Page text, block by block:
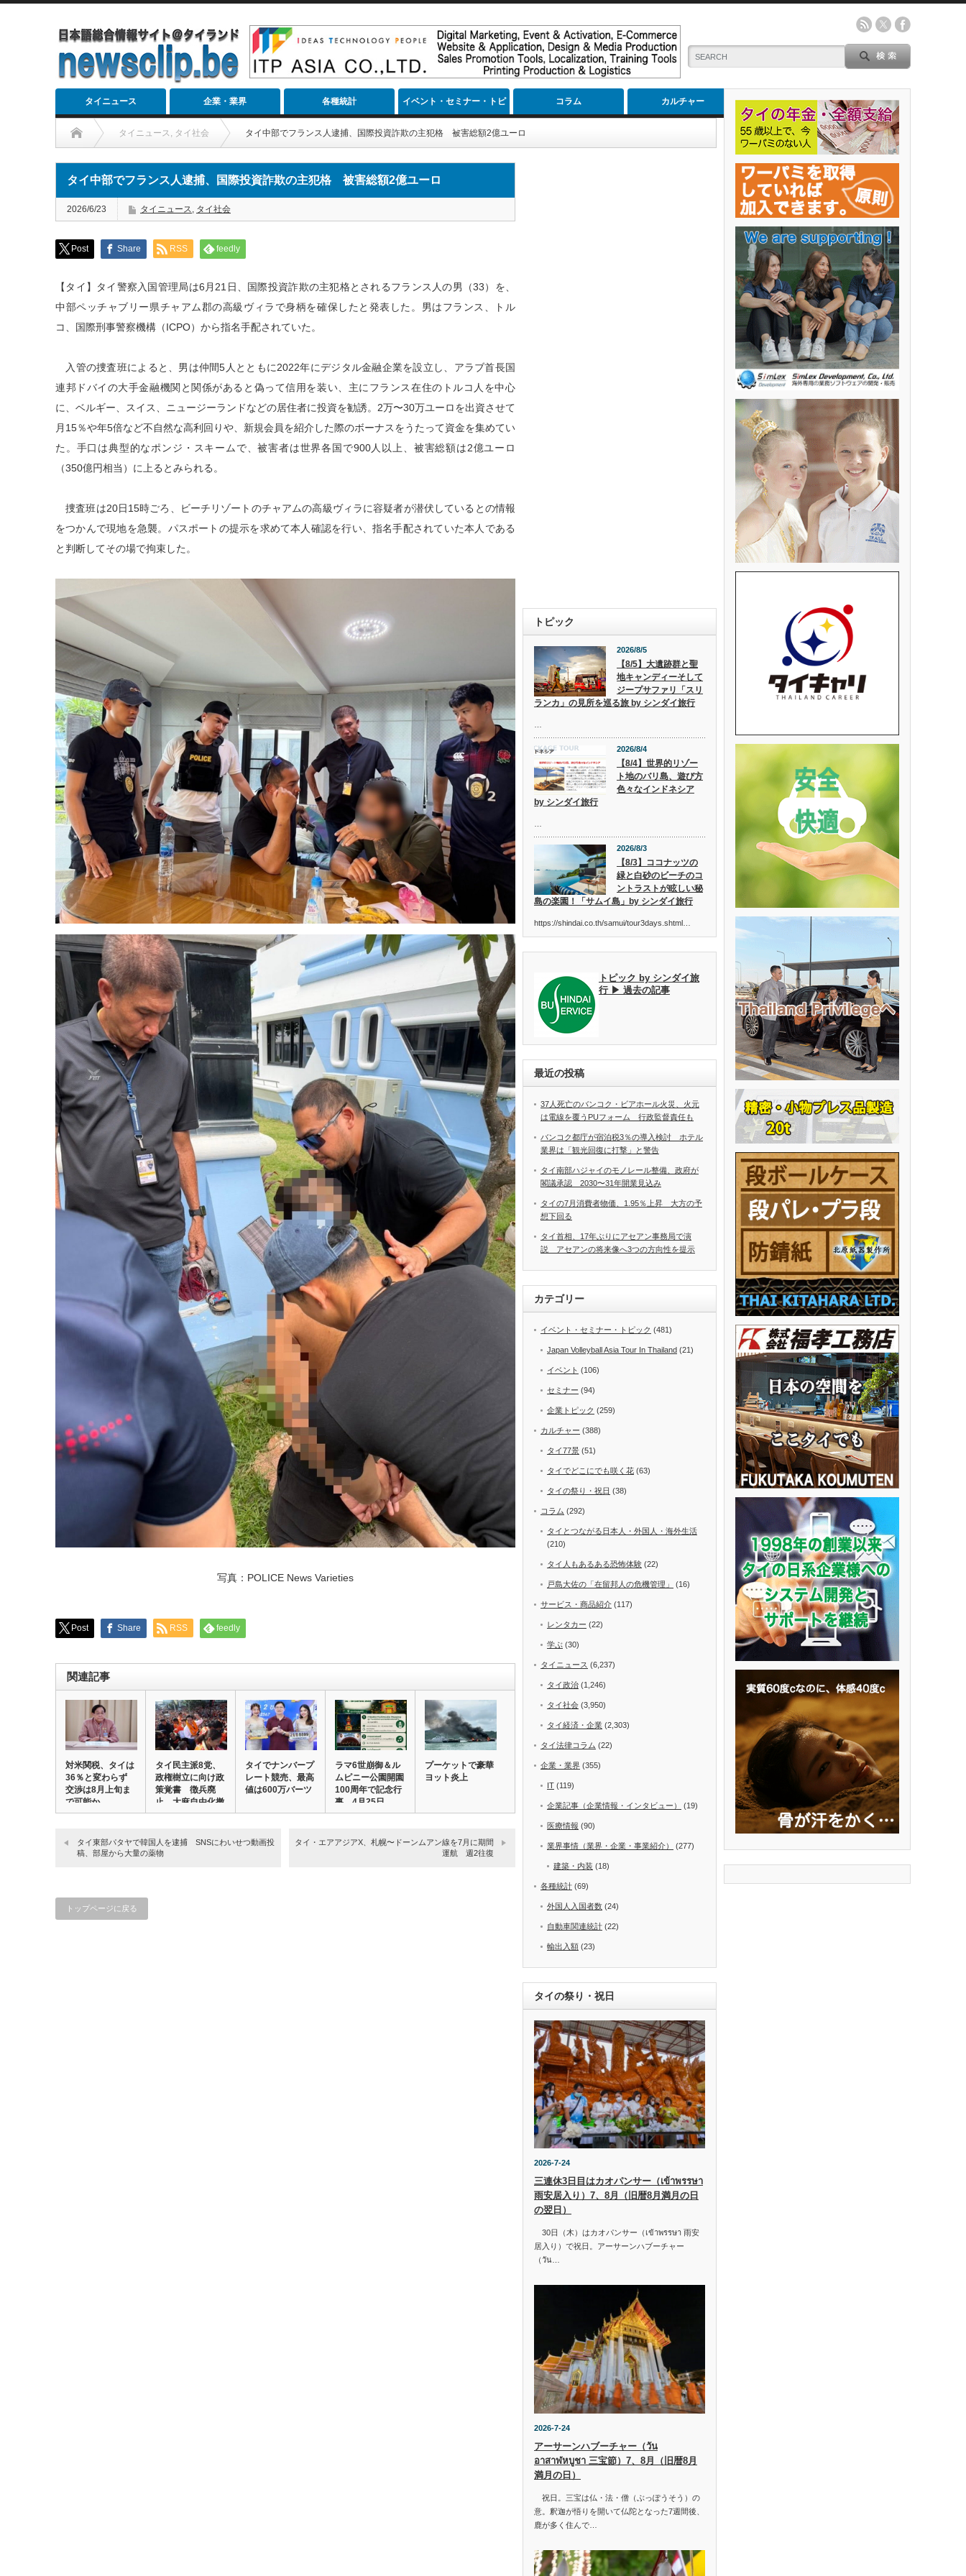
タイニュース 企業・業界 各種統計 イベント・セミナー・トピ
ック
コラム カルチャー
タイニュース, タイ社会 タイ中部でフランス人逮捕、国際投資詐欺の主犯格 被害総額2億ユーロ
タイ中部でフランス人逮捕、国際投資詐欺の主犯格 被害総額2億ユーロ
2026/6/23 タイニュース, タイ社会
Post Share RSS feedly
【タイ】タイ警察入国管理局は6月21日、国際投資詐欺の主犯格とされるフランス人の男（33）を、
中部ペッチャブリー県チャアム郡の高級ヴィラで身柄を確保したと発表した。男はフランス、トル
コ、国際刑事警察機構（ICPO）から指名手配されていた。
入管の捜査班によると、男は仲間5人とともに2022年にデジタル金融企業を設立し、アラブ首長国
連邦ドバイの大手金融機関と関係があると偽って信用を装い、主にフランス在住のトルコ人を中心
に、ベルギー、スイス、ニュージーランドなどの居住者に投資を勧誘。2万〜30万ユーロを出資させて
月15％や年5倍など不自然な高利回りや、新規会員を紹介した際のボーナスをうたって資金を集めてい
た。手口は典型的なポンジ・スキームで、被害者は世界各国で900人以上、被害総額は2億ユーロ
（350億円相当）に上るとみられる。
捜査班は20日15時ごろ、ビーチリゾートのチャアムの高級ヴィラに容疑者が潜伏しているとの情報
をつかんで現地を急襲。パスポートの提示を求めて本人確認を行い、指名手配されていた本人である
と判断してその場で拘束した。
写真：POLICE News Varieties
Post Share RSS feedly
関連記事
対米関税、タイは
36％と変わらず
交渉は8月上旬ま
で可能か
タイ民主派8党、
政権樹立に向け政
策覚書 徴兵廃
止、大麻自由化撤
回…
タイでナンバープ
レート競売、最高
値は600万バーツ
ラマ6世崩御＆ル
ムピニー公園開園
100周年で記念行
事 4月25日…
プーケットで豪華
ヨット炎上
タイ東部パタヤで韓国人を逮捕 SNSにわいせつ動画投
稿、部屋から大量の薬物
タイ・エアアジアX、札幌〜ドーンムアン線を7月に期間
運航 週2往復
トップページに戻る
トピック
2026/8/5
【8/5】大遺跡群と聖
地キャンディーそして
ジープサファリ「スリ
ランカ」の見所を巡る旅 by シンダイ旅行
2026/8/4
【8/4】世界的リゾー
ト地のバリ島、遊び方
色々なインドネシア
by シンダイ旅行
2026/8/3
【8/3】ココナッツの
緑と白砂のビーチのコ
ントラストが眩しい秘
島の楽園！「サムイ島」by シンダイ旅行
https://shindai.co.th/samui/tour3days.shtml…
トピック by シンダイ旅
行 ▶ 過去の記事
最近の投稿
37人死亡のバンコク・ビアホール火災、火元
は電線を覆うPUフォーム 行政監督責任も
バンコク都庁が宿泊税3％の導入検討 ホテル
業界は「観光回復に打撃」と警告
タイ南部ハジャイのモノレール整備、政府が
閣議承認 2030〜31年開業見込み
タイの7月消費者物価、1.95％上昇 大方の予
想下回る
タイ首相、17年ぶりにアセアン事務局で演
説 アセアンの将来像へ3つの方向性を提示
カテゴリー
イベント・セミナー・トピック (481)
Japan Volleyball Asia Tour In Thailand (21)
イベント (106)
セミナー (94)
企業トピック (259)
カルチャー (388)
タイ77景 (51)
タイでどこにでも咲く花 (63)
タイの祭り・祝日 (38)
コラム (292)
タイとつながる日本人・外国人・海外生活
(210)
タイ人もあるある恐怖体験 (22)
戸島大佐の「在留邦人の危機管理」 (16)
サービス・商品紹介 (117)
レンタカー (22)
学ぶ (30)
タイニュース (6,237)
タイ政治 (1,246)
タイ社会 (3,950)
タイ経済・企業 (2,303)
タイ法律コラム (22)
企業・業界 (355)
IT (119)
企業記事（企業情報・インタビュー） (19)
医療情報 (90)
業界事情（業界・企業・事業紹介） (277)
建築・内装 (18)
各種統計 (69)
外国人入国者数 (24)
自動車関連統計 (22)
輸出入額 (23)
タイの祭り・祝日
2026-7-24
三連休3日目はカオパンサー（เข้าพรรษา
雨安居入り）7、8月（旧暦8月満月の日
の翌日）
30日（木）はカオパンサー（เข้าพรรษา 雨安
居入り）で祝日。アーサーンハブーチャー
（วัน…
2026-7-24
アーサーンハブーチャー（วัน
อาสาฬหบูชา 三宝節）7、8月（旧暦8月
満月の日）
祝日。三宝は仏・法・僧（ぶっぽうそう）の
意。釈迦が悟りを開いて仏陀となった7週間後、
鹿が多く住んで…